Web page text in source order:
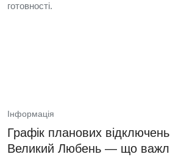
готовності.
Інформація
Графік планових відключень
Великий Любень — що